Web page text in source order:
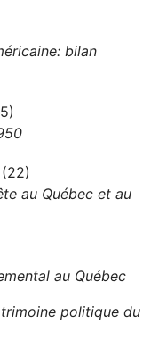
bilan
au Québec et au
au Québec
politique du